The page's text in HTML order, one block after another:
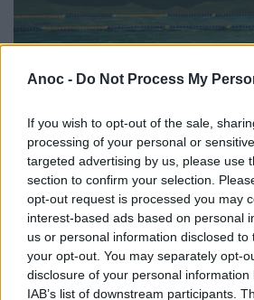
Anoc - Do Not Process My
If you wish to opt-out of the sale,
processing of your personal or
targeted advertising by us, please use
section to confirm your selection.
opt-out request is processed you may
interest-based ads based on personal
us or personal information disclosed
your opt-out. You may separately opt-
disclosure of your personal
IAB’s list of downstream participants.
Métrage
tout au long de l'année, le Festival
Métrage vous invite pendant 5
court-métrage sous toutes ses
cinémas, des médiathèques et
métropole toulousaine et en